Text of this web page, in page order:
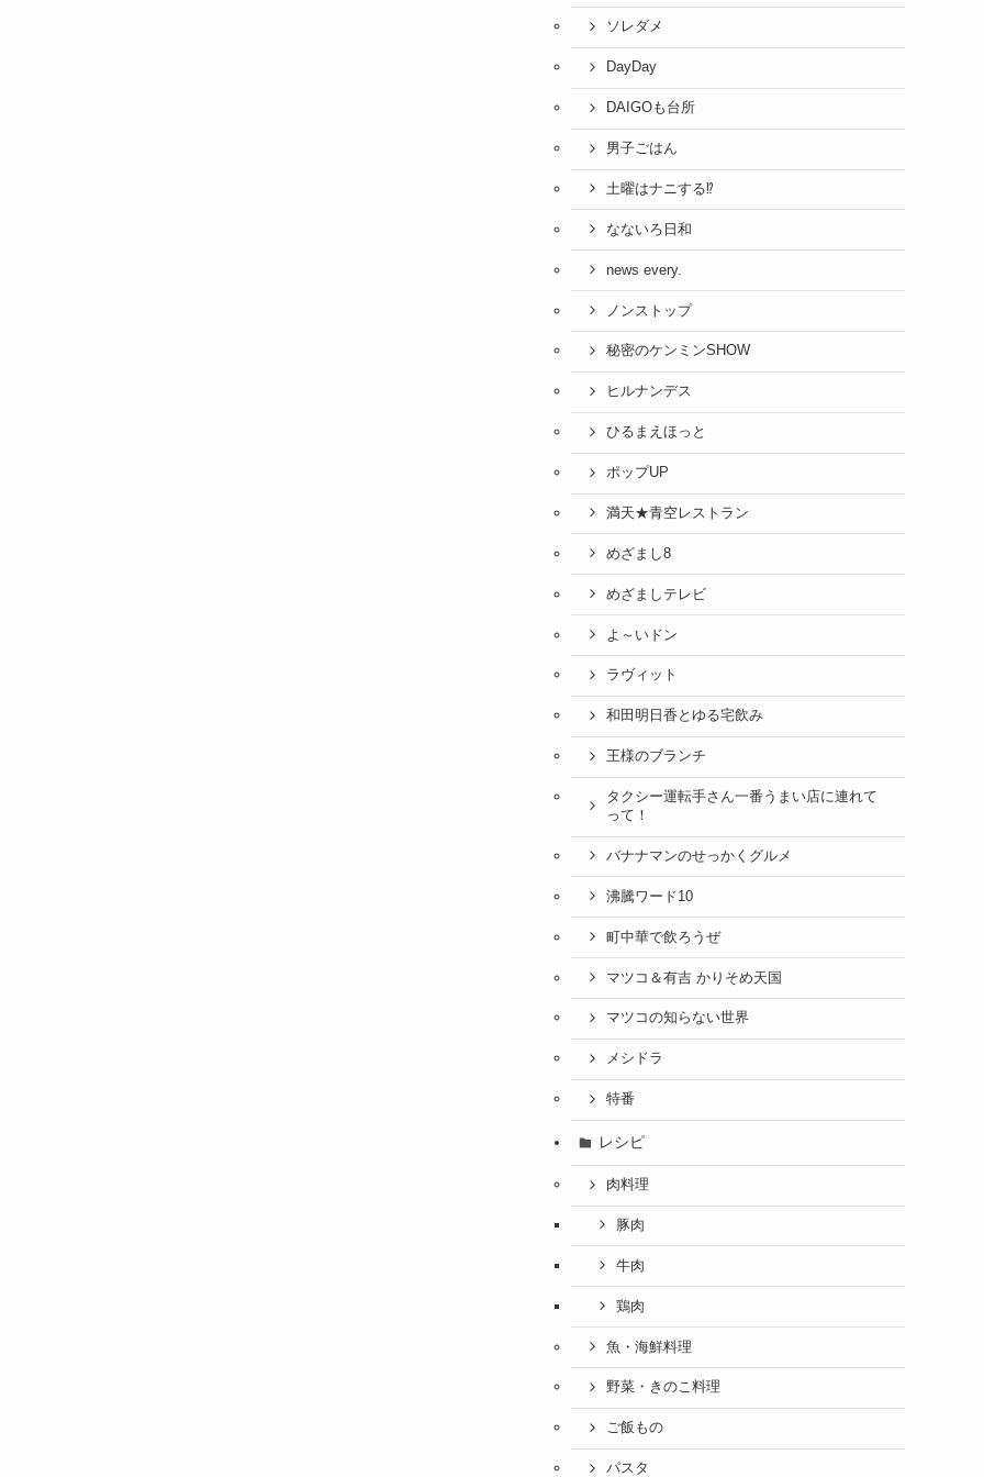
ソレダメ
DayDay
DAIGOも台所
男子ごはん
土曜はナニする⁉
なないろ日和
news every.
ノンストップ
秘密のケンミンSHOW
ヒルナンデス
ひるまえほっと
ポップUP
満天★青空レストラン
めざまし8
めざましテレビ
よ～いドン
ラヴィット
和田明日香とゆる宅飲み
王様のブランチ
タクシー運転手さん一番うまい店に連れて
って！
バナナマンのせっかくグルメ
沸騰ワード10
町中華で飲ろうぜ
マツコ＆有吉 かりそめ天国
マツコの知らない世界
メシドラ
特番
レシピ
肉料理
豚肉
牛肉
鶏肉
魚・海鮮料理
野菜・きのこ料理
ご飯もの
パスタ